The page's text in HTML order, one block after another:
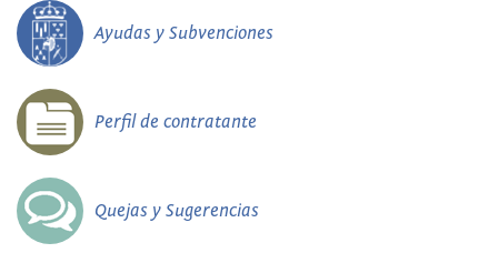
Ayudas y Subvenciones
Perfil de contratante
Quejas y Sugerencias